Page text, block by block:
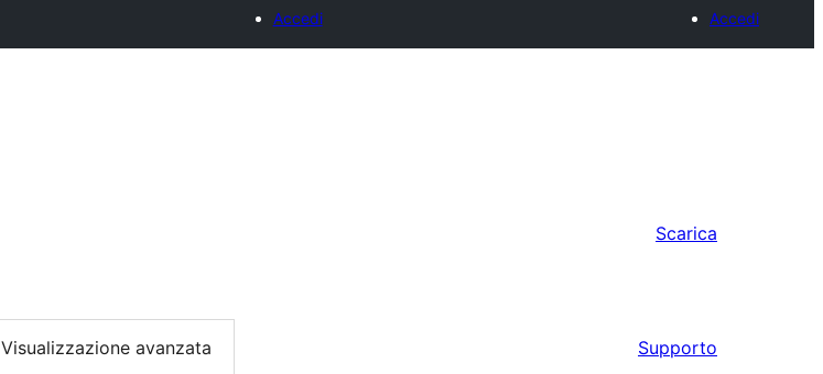
Accedi
Accedi
Scarica
Visualizzazione avanzata Supporto